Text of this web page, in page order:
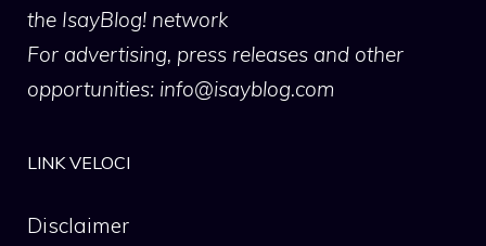
the IsayBlog! network
For advertising, press releases and other
opportunities: info@isayblog.com
LINK VELOCI
Disclaimer